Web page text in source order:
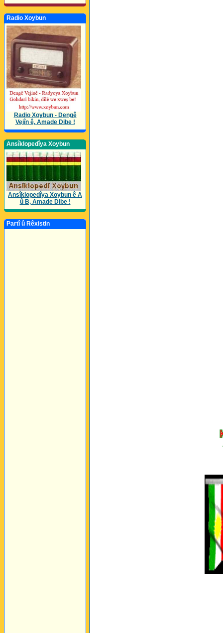
Radio Xoybun
Radio Xoybun - Dengê
Vejîn ê, Amade Dibe !
Ansîklopedîya Xoybun
Ansîklopedîya Xoybun ê A
û B, Amade Dibe !
Partî û Rêxistin